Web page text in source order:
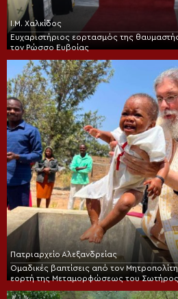
Ι.Μ. Χαλκίδος
Ευχαριστήριος εορτασμός της
τον Ρώσσο Ευβοίας
Πατριαρχείο Αλεξανδρείας
Ομαδικές βαπτίσεις από τον
εορτή της Μεταμορφώσεως του Σωτήρος